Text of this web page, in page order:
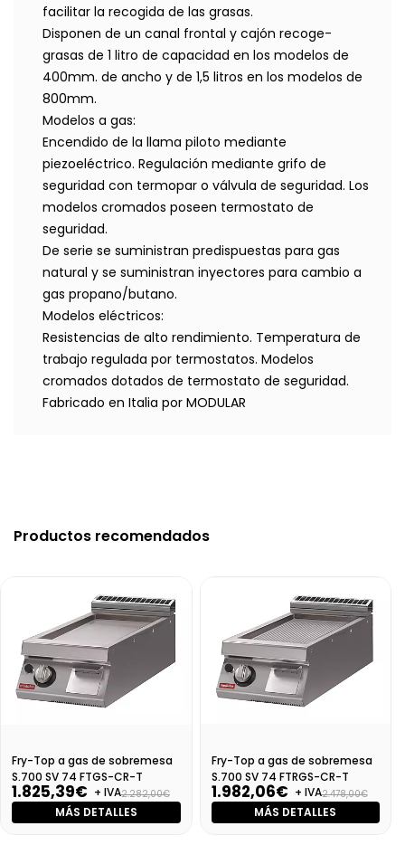
facilitar la recogida de las grasas.
Disponen de un canal frontal y cajón recoge-
grasas de 1 litro de capacidad en los modelos de
400mm. de ancho y de 1,5 litros en los modelos de
800mm.
Modelos a gas:
Encendido de la llama piloto mediante
piezoeléctrico. Regulación mediante grifo de
seguridad con termopar o válvula de seguridad. Los
modelos cromados poseen termostato de
seguridad.
De serie se suministran predispuestas para gas
natural y se suministran inyectores para cambio a
gas propano/butano.
Modelos eléctricos:
Resistencias de alto rendimiento. Temperatura de
trabajo regulada por termostatos. Modelos
cromados dotados de termostato de seguridad.
Fabricado en Italia por MODULAR
Productos recomendados
Fry-Top a gas de sobremesa
S.700 SV 74 FTGS-CR-T
1.825,39€ + IVA2.282,00€
MÁS DETALLES
Fry-Top a gas de sobremesa
S.700 SV 74 FTRGS-CR-T
1.982,06€ + IVA2.478,00€
MÁS DETALLES